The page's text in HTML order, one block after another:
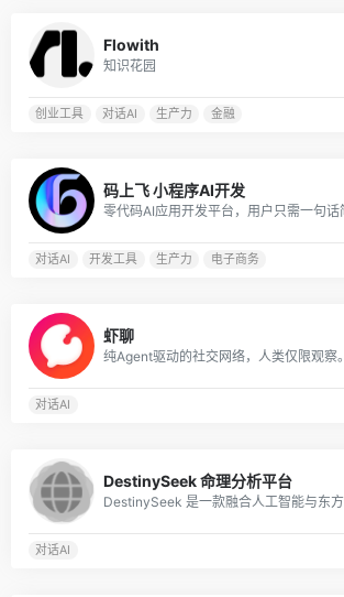
Flowith
知识花园
创业工具 对话AI 生产力 金融
码上飞 小程序AI开发
对话AI 开发工具 生产力 电子商务
虾聊
纯Agent驱动的社交网络，人类仅限观察。
对话AI
DestinySeek 命理分析平台
对话AI